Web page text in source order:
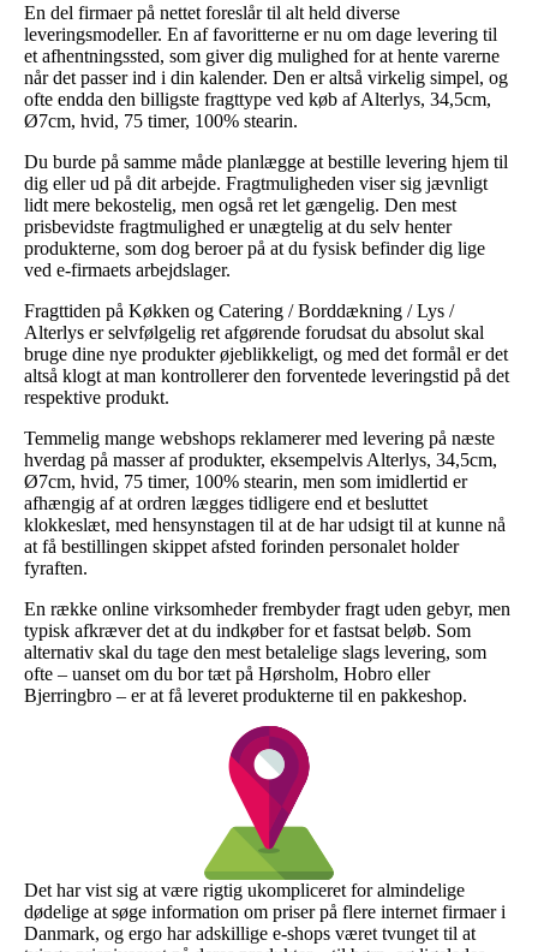
En del firmaer på nettet foreslår til alt held diverse
leveringsmodeller. En af favoritterne er nu om dage levering til
et afhentningssted, som giver dig mulighed for at hente varerne
når det passer ind i din kalender. Den er altså virkelig simpel, og
ofte endda den billigste fragttype ved køb af Alterlys, 34,5cm,
Ø7cm, hvid, 75 timer, 100% stearin.
Du burde på samme måde planlægge at bestille levering hjem til
dig eller ud på dit arbejde. Fragtmuligheden viser sig jævnligt
lidt mere bekostelig, men også ret let gængelig. Den mest
prisbevidste fragtmulighed er unægtelig at du selv henter
produkterne, som dog beroer på at du fysisk befinder dig lige
ved e-firmaets arbejdslager.
Fragttiden på Køkken og Catering / Borddækning / Lys /
Alterlys er selvfølgelig ret afgørende forudsat du absolut skal
bruge dine nye produkter øjeblikkeligt, og med det formål er det
altså klogt at man kontrollerer den forventede leveringstid på det
respektive produkt.
Temmelig mange webshops reklamerer med levering på næste
hverdag på masser af produkter, eksempelvis Alterlys, 34,5cm,
Ø7cm, hvid, 75 timer, 100% stearin, men som imidlertid er
afhængig af at ordren lægges tidligere end et besluttet
klokkeslæt, med hensynstagen til at de har udsigt til at kunne nå
at få bestillingen skippet afsted forinden personalet holder
fyraften.
En række online virksomheder frembyder fragt uden gebyr, men
typisk afkræver det at du indkøber for et fastsat beløb. Som
alternativ skal du tage den mest betalelige slags levering, som
ofte – uanset om du bor tæt på Hørsholm, Hobro eller
Bjerringbro – er at få leveret produkterne til en pakkeshop.
Det har vist sig at være rigtig ukompliceret for almindelige
dødelige at søge information om priser på flere internet firmaer i
Danmark, og ergo har adskillige e-shops været tvunget til at